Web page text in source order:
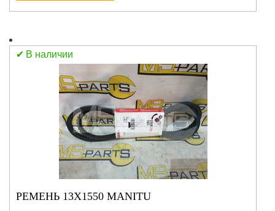
В наличии
РЕМЕНЬ 13X1550 MANITU